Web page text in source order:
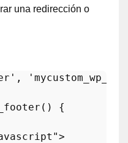
una redirección o
,
( )
>